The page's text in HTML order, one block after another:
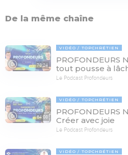
De la même chaîne
78:24
VIDÉO TOPCHRÉTIEN
PROFONDEURS
tout pousse à
Le Podcast Profondeurs
64:08
VIDÉO TOPCHRÉTIEN
PROFONDEURS
Créer avec joie
Le Podcast Profondeurs
VIDÉO TOPCHRÉTIEN